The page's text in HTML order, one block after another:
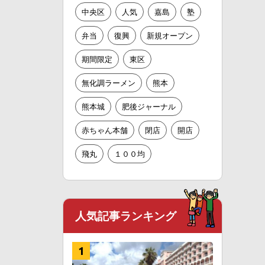
中央区 人気 嘉島 塾
弁当 復興 新規オープン
期間限定 東区
無化調ラーメン 熊本
熊本城 肥後ジャーナル
赤ちゃん本舗 閉店 開店
飛丸 １００均
人気記事ランキング